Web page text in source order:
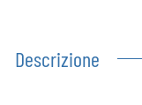
Descrizione